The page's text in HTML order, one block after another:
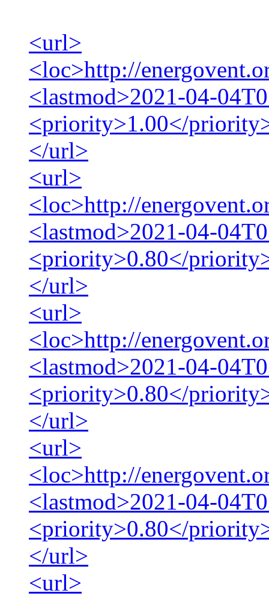
<url>
<loc>http://
<lastmod>2021-04-
<priority>1.00</
</url>
<url>
<loc>http://
<lastmod>2021-04-
<priority>0.80</
</url>
<url>
<loc>http://
<lastmod>2021-04-
<priority>0.80</
</url>
<url>
<loc>http://
<lastmod>2021-04-
<priority>0.80</
</url>
<url>